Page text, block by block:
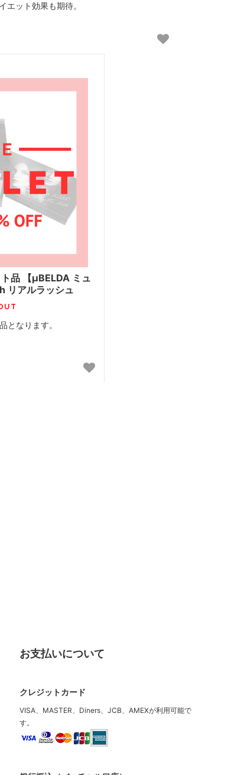
エット効果も期待。
品 【μBELDA ミュ
リアルラッシュ
となります。
お支払いについて
クレジットカード
VISA、MASTER、Diners、JCB、AMEXが利用可能で
す。